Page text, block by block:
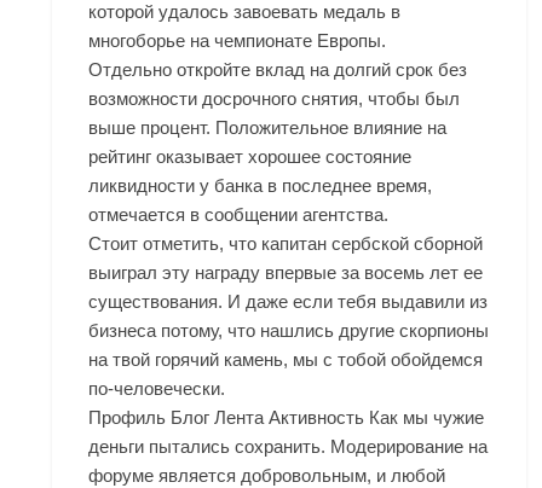
которой удалось завоевать медаль в
многоборье на чемпионате Европы.
Отдельно откройте вклад на долгий срок без
возможности досрочного снятия, чтобы был
выше процент. Положительное влияние на
рейтинг оказывает хорошее состояние
ликвидности у банка в последнее время,
отмечается в сообщении агентства.
Стоит отметить, что капитан сербской сборной
выиграл эту награду впервые за восемь лет ее
существования. И даже если тебя выдавили из
бизнеса потому, что нашлись другие скорпионы
на твой горячий камень, мы с тобой обойдемся
по-человечески.
Профиль Блог Лента Активность Как мы чужие
деньги пытались сохранить. Модерирование на
форуме является добровольным, и любой